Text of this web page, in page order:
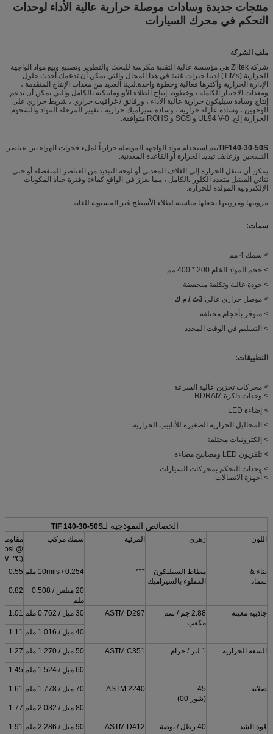
منتجات جديدة وسادات موصلة حرارية عالية الأداء لوحدات
التحكم في محرك السيارات
ملف الشركة
شركة Ziitek هي مؤسسة عالية التقنية مكرسة للبحث والتطوير وتصنيع وبيع مواد الواجهة
الحرارية (TIMs).لدينا خبرات غنية في هذا المجال والتي يمكن أن تدعمك أحدث حلول
الإدارة الحرارية وأكثرها فعالية وخطوة واحدة.لدينا العديد من معدات الإنتاج المتقدمة ،
ومعدات الاختبار الكاملة ، وخطوط إنتاج الطلاء الأوتوماتيكية بالكامل والتي يمكن أن تدعم
إنتاج وسادة سيليكون حرارية عالية الأداء ، ورقائق / غرافيت حراري ، شريط حراري على
الوجهين ، وسادة عازلة حرارية ، وسادة سيراميك حرارية ، تغيير المرحلة المواد والشحوم
الحرارية إلخ. UL94 V-0 و SGS و ROHS متوافقة.
TIF140-30-50Sيتم استخدام مواد الواجهة الموصلة حرارياً لملء فجوات الهواء بين عناصر
التسخين وزعانف تبديد الحرارة أو القاعدة المعدنية.
يمكن أن تنتقل الحرارة إلى الغلاف المعدني أو لوحة التبديد من العناصر المنفصلة أو حتى
ثنائي الفينيل متعدد الكلور بالكامل ، مما يعزز في الواقع كفاءة وفترة حياة المكونات
الإلكترونية المولدة للحرارة.
مرونتها ومرونتها تجعلها مناسبة لطلاء الأسطح غير المستوية للغاية.
سمات:
> سمك 4 مم
> حجم المواد الخام 200 * 400 مم
> جودة عالية وتكلفة منخفضة
> موصل حراري عالي:3ث / م ك
> متوفر بأحجام مختلفة
> التسليم في الوقت المحدد
التطبيقات:
> محركات تخزين عالية السرعة
> وحدات ذاكرة RDRAM
> إضاءة LED
> المحاليل الحرارية الصغيرة للأنابيب الحرارية
> إلكترونيات مختلفة
> تلفزيون LED ومصابيح مضاءة
> وحدات التحكم بمحركات السيارات
> أجهزة الاتصالات
الخصائص النموذجية لـTIF 140-30-50S
اللون
زهري المرئية سمك مركب
مقاومة
@ 10psi
(℃ -in² / W)
بناء &
سماد
مطاط السيليكون
المملوء بالسيراميك
*** 10mils / 0.254 ملم 0.55
20 ميلس / 0.508
ملم
0.82
جاذبية معينة
2.88 جم / سم
مكعب
ASTM D297 30 ميل / 0.762 ملم 1.01
40 ميل / 1.016 ملم 1.11
السعة الحرارية 1 لتر / جرام ASTM C351 50 ميل / 1.270 ملم 1.27
60 ميل / 1.524 ملم 1.45
صلابة
45
(شور 00)
ASTM 2240 70 ميل / 1.778 ملم 1.61
80 ميل / 2.032 ملم 1.77
قوة الشد
40 رطل / بوصة
ASTM D412 90 ميل / 2.286 ملم 1.91